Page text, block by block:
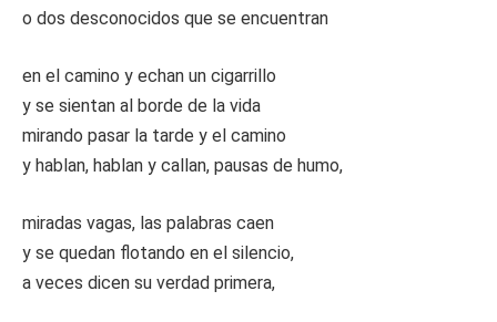
o dos desconocidos que se encuentran
en el camino y echan un cigarrillo
y se sientan al borde de la vida
mirando pasar la tarde y el camino
y hablan, hablan y callan, pausas de humo,
miradas vagas, las palabras caen
y se quedan flotando en el silencio,
a veces dicen su verdad primera,